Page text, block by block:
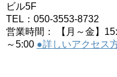
ビル5F
TEL：050-3553-8732
営業時間： 【月～金】
～5:00 ●詳しいアクセス